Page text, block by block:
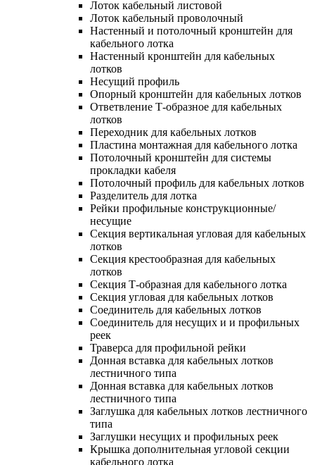
Лоток кабельный листовой
Лоток кабельный проволочный
Настенный и потолочный кронштейн для
кабельного лотка
Настенный кронштейн для кабельных
лотков
Несущий профиль
Опорный кронштейн для кабельных лотков
Ответвление Т-образное для кабельных
лотков
Переходник для кабельных лотков
Пластина монтажная для кабельного лотка
Потолочный кронштейн для системы
прокладки кабеля
Потолочный профиль для кабельных лотков
Разделитель для лотка
Рейки профильные конструкционные/
несущие
Секция вертикальная угловая для кабельных
лотков
Секция крестообразная для кабельных
лотков
Секция Т-образная для кабельного лотка
Секция угловая для кабельных лотков
Соединитель для кабельных лотков
Соединитель для несущих и и профильных
реек
Траверса для профильной рейки
Донная вставка для кабельных лотков
лестничного типа
Донная вставка для кабельных лотков
лестничного типа
Заглушка для кабельных лотков лестничного
типа
Заглушки несущих и профильных реек
Крышка дополнительная угловой секции
кабельного лотка